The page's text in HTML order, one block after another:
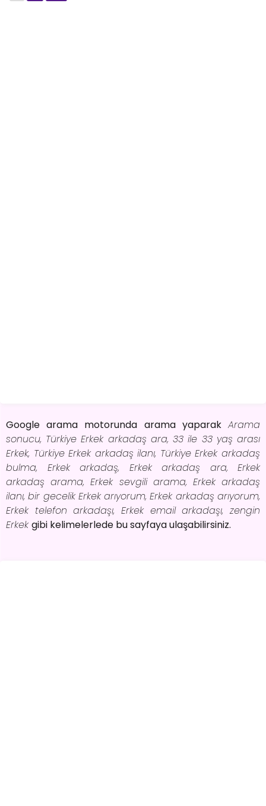
Google arama motorunda arama yaparak Arama
sonucu, Türkiye Erkek arkadaş ara, 33 ile 33 yaş arası
Erkek, Türkiye Erkek arkadaş ilanı, Türkiye Erkek arkadaş
bulma, Erkek arkadaş, Erkek arkadaş ara, Erkek
arkadaş arama, Erkek sevgili arama, Erkek arkadaş
ilanı, bir gecelik Erkek arıyorum, Erkek arkadaş arıyorum,
Erkek telefon arkadaşı, Erkek email arkadaşı, zengin
Erkekgibi kelimelerlede bu sayfaya ulaşabilirsiniz.